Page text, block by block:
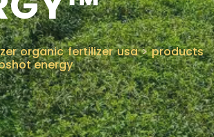
organic fertilizer usa>products
energy